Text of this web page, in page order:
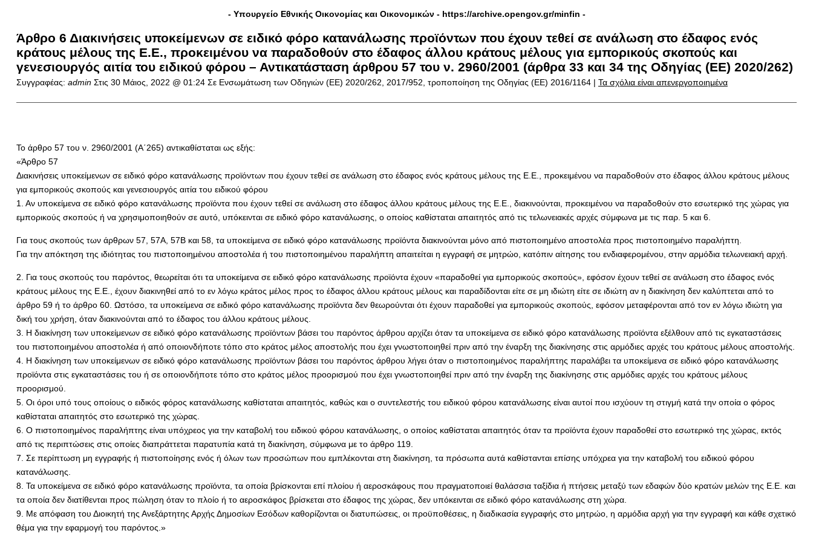
- Υπουργείο Εθνικής Οικονομίας και Οικονομικών - https://archive.opengov.gr/minfin -
Άρθρο 6 Διακινήσεις υποκείμενων σε ειδικό φόρο κατανάλωσης προϊόντων που έχουν τεθεί σε ανάλωση στο έδαφος ενός
κράτους μέλους της Ε.Ε., προκειμένου να παραδοθούν στο έδαφος άλλου κράτους μέλους για εμπορικούς σκοπούς και
γενεσιουργός αιτία του ειδικού φόρου – Αντικατάσταση άρθρου 57 του ν. 2960/2001 (άρθρα 33 και 34 της Οδηγίας (ΕΕ) 2020/262)
Συγγραφέας: adminΣτις 30 Μάιος, 2022 @ 01:24 Σε Ενσωμάτωση των Οδηγιών (ΕΕ) 2020/262, 2017/952, τροποποίηση της Οδηγίας (ΕΕ) 2016/1164 | Τα σχόλια είναι απενεργοποιημένα
Το άρθρο 57 του ν. 2960/2001 (Α΄265) αντικαθίσταται ως εξής:
«Άρθρο 57
Διακινήσεις υποκείμενων σε ειδικό φόρο κατανάλωσης προϊόντων που έχουν τεθεί σε ανάλωση στο έδαφος ενός κράτους μέλους της Ε.Ε., προκειμένου να παραδοθούν στο έδαφος άλλου κράτους μέλους
για εμπορικούς σκοπούς και γενεσιουργός αιτία του ειδικού φόρου
1. Αν υποκείμενα σε ειδικό φόρο κατανάλωσης προϊόντα που έχουν τεθεί σε ανάλωση στο έδαφος άλλου κράτους μέλους της Ε.Ε., διακινούνται, προκειμένου να παραδοθούν στο εσωτερικό της χώρας για
εμπορικούς σκοπούς ή να χρησιμοποιηθούν σε αυτό, υπόκεινται σε ειδικό φόρο κατανάλωσης, ο οποίος καθίσταται απαιτητός από τις τελωνειακές αρχές σύμφωνα με τις παρ. 5 και 6.
Για τους σκοπούς των άρθρων 57, 57Α, 57Β και 58, τα υποκείμενα σε ειδικό φόρο κατανάλωσης προϊόντα διακινούνται μόνο από πιστοποιημένο αποστολέα προς πιστοποιημένο παραλήπτη.
Για την απόκτηση της ιδιότητας του πιστοποιημένου αποστολέα ή του πιστοποιημένου παραλήπτη απαιτείται η εγγραφή σε μητρώο, κατόπιν αίτησης του ενδιαφερομένου, στην αρμόδια τελωνειακή αρχή.
2. Για τους σκοπούς του παρόντος, θεωρείται ότι τα υποκείμενα σε ειδικό φόρο κατανάλωσης προϊόντα έχουν «παραδοθεί για εμπορικούς σκοπούς», εφόσον έχουν τεθεί σε ανάλωση στο έδαφος ενός
κράτους μέλους της Ε.Ε., έχουν διακινηθεί από το εν λόγω κράτος μέλος προς το έδαφος άλλου κράτους μέλους και παραδίδονται είτε σε μη ιδιώτη είτε σε ιδιώτη αν η διακίνηση δεν καλύπτεται από το
άρθρο 59 ή το άρθρο 60. Ωστόσο, τα υποκείμενα σε ειδικό φόρο κατανάλωσης προϊόντα δεν θεωρούνται ότι έχουν παραδοθεί για εμπορικούς σκοπούς, εφόσον μεταφέρονται από τον εν λόγω ιδιώτη για
δική του χρήση, όταν διακινούνται από το έδαφος του άλλου κράτους μέλους.
3. Η διακίνηση των υποκείμενων σε ειδικό φόρο κατανάλωσης προϊόντων βάσει του παρόντος άρθρου αρχίζει όταν τα υποκείμενα σε ειδικό φόρο κατανάλωσης προϊόντα εξέλθουν από τις εγκαταστάσεις
του πιστοποιημένου αποστολέα ή από οποιονδήποτε τόπο στο κράτος μέλος αποστολής που έχει γνωστοποιηθεί πριν από την έναρξη της διακίνησης στις αρμόδιες αρχές του κράτους μέλους αποστολής.
4. Η διακίνηση των υποκείμενων σε ειδικό φόρο κατανάλωσης προϊόντων βάσει του παρόντος άρθρου λήγει όταν ο πιστοποιημένος παραλήπτης παραλάβει τα υποκείμενα σε ειδικό φόρο κατανάλωσης
προϊόντα στις εγκαταστάσεις του ή σε οποιονδήποτε τόπο στο κράτος μέλος προορισμού που έχει γνωστοποιηθεί πριν από την έναρξη της διακίνησης στις αρμόδιες αρχές του κράτους μέλους
προορισμού.
5. Οι όροι υπό τους οποίους ο ειδικός φόρος κατανάλωσης καθίσταται απαιτητός, καθώς και ο συντελεστής του ειδικού φόρου κατανάλωσης είναι αυτοί που ισχύουν τη στιγμή κατά την οποία ο φόρος
καθίσταται απαιτητός στο εσωτερικό της χώρας.
6. Ο πιστοποιημένος παραλήπτης είναι υπόχρεος για την καταβολή του ειδικού φόρου κατανάλωσης, ο οποίος καθίσταται απαιτητός όταν τα προϊόντα έχουν παραδοθεί στο εσωτερικό της χώρας, εκτός
από τις περιπτώσεις στις οποίες διαπράττεται παρατυπία κατά τη διακίνηση, σύμφωνα με το άρθρο 119.
7. Σε περίπτωση μη εγγραφής ή πιστοποίησης ενός ή όλων των προσώπων που εμπλέκονται στη διακίνηση, τα πρόσωπα αυτά καθίστανται επίσης υπόχρεα για την καταβολή του ειδικού φόρου
κατανάλωσης.
8. Τα υποκείμενα σε ειδικό φόρο κατανάλωσης προϊόντα, τα οποία βρίσκονται επί πλοίου ή αεροσκάφους που πραγματοποιεί θαλάσσια ταξίδια ή πτήσεις μεταξύ των εδαφών δύο κρατών μελών της Ε.Ε. και
τα οποία δεν διατίθενται προς πώληση όταν το πλοίο ή το αεροσκάφος βρίσκεται στο έδαφος της χώρας, δεν υπόκεινται σε ειδικό φόρο κατανάλωσης στη χώρα.
9. Με απόφαση του Διοικητή της Ανεξάρτητης Αρχής Δημοσίων Εσόδων καθορίζονται οι διατυπώσεις, οι προϋποθέσεις, η διαδικασία εγγραφής στο μητρώο, η αρμόδια αρχή για την εγγραφή και κάθε σχετικό
θέμα για την εφαρμογή του παρόντος.»